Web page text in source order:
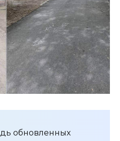
обновленных